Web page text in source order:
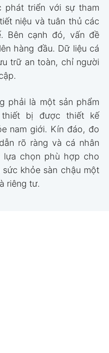
phát triển với sự tham
niệu và tuân thủ các
Bên cạnh đó, vấn đề
hàng đầu. Dữ liệu cá
trữ an toàn, chỉ người
phải là một sản phẩm
thiết bị được thiết kế
nam giới. Kín đáo, đo
rõ ràng và cá nhân
lựa chọn phù hợp cho
khỏe sàn chậu một
riêng tư.